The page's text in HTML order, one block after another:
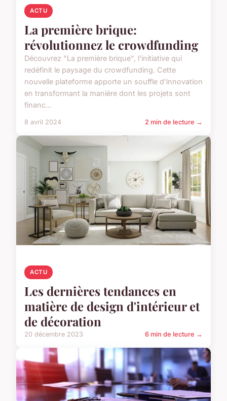
ACTU
La première brique:
révolutionnez le crowdfunding
Découvrez "La première brique", l'initiative qui
redéfinit le paysage du crowdfunding. Cette
nouvelle plateforme apporte un souffle d'innovation
en transformant la manière dont les projets sont
financ...
8 avril 2024 2 min de lecture →
ACTU
Les dernières tendances en
matière de design d'intérieur et
de décoration
20 décembre 2023 6 min de lecture →